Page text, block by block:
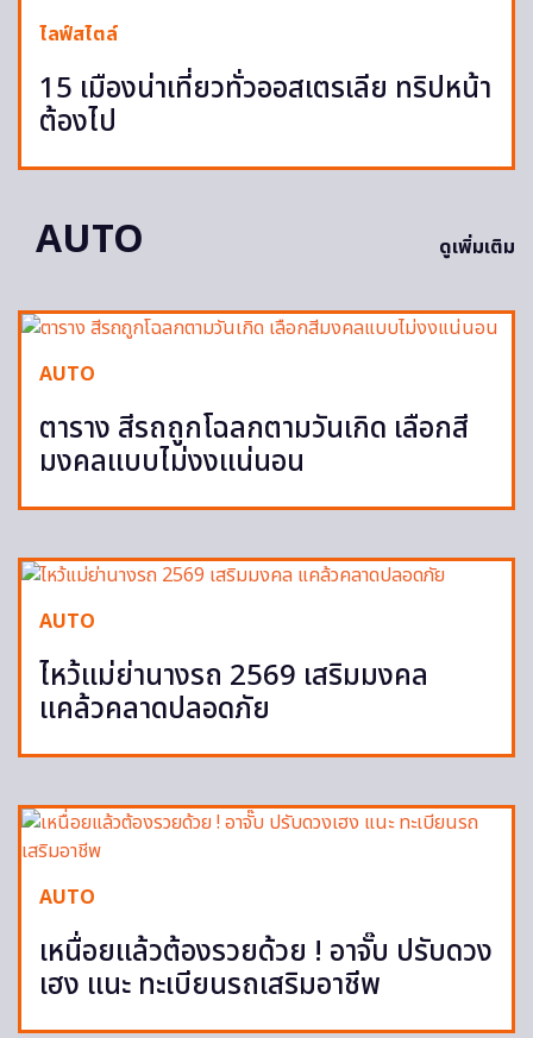
ไลฟ์สไตล์
15 เมืองน่าเที่ยวทั่วออสเตรเลีย ทริปหน้า
ต้องไป
AUTO ดูเพิ่มเติม
AUTO
ตาราง สีรถถูกโฉลกตามวันเกิด เลือกสี
มงคลแบบไม่งงแน่นอน
AUTO
ไหว้แม่ย่านางรถ 2569 เสริมมงคล
แคล้วคลาดปลอดภัย
AUTO
เหนื่อยแล้วต้องรวยด้วย ! อาจั๊บ ปรับดวง
เฮง แนะ ทะเบียนรถเสริมอาชีพ